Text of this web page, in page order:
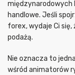
handlowe. Jeśli
forex, wydaje Ci się,
podażą.
Nie oznacza to
wśród animatorów